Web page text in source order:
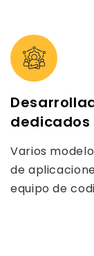
dedicados
Varios
de
equipo de